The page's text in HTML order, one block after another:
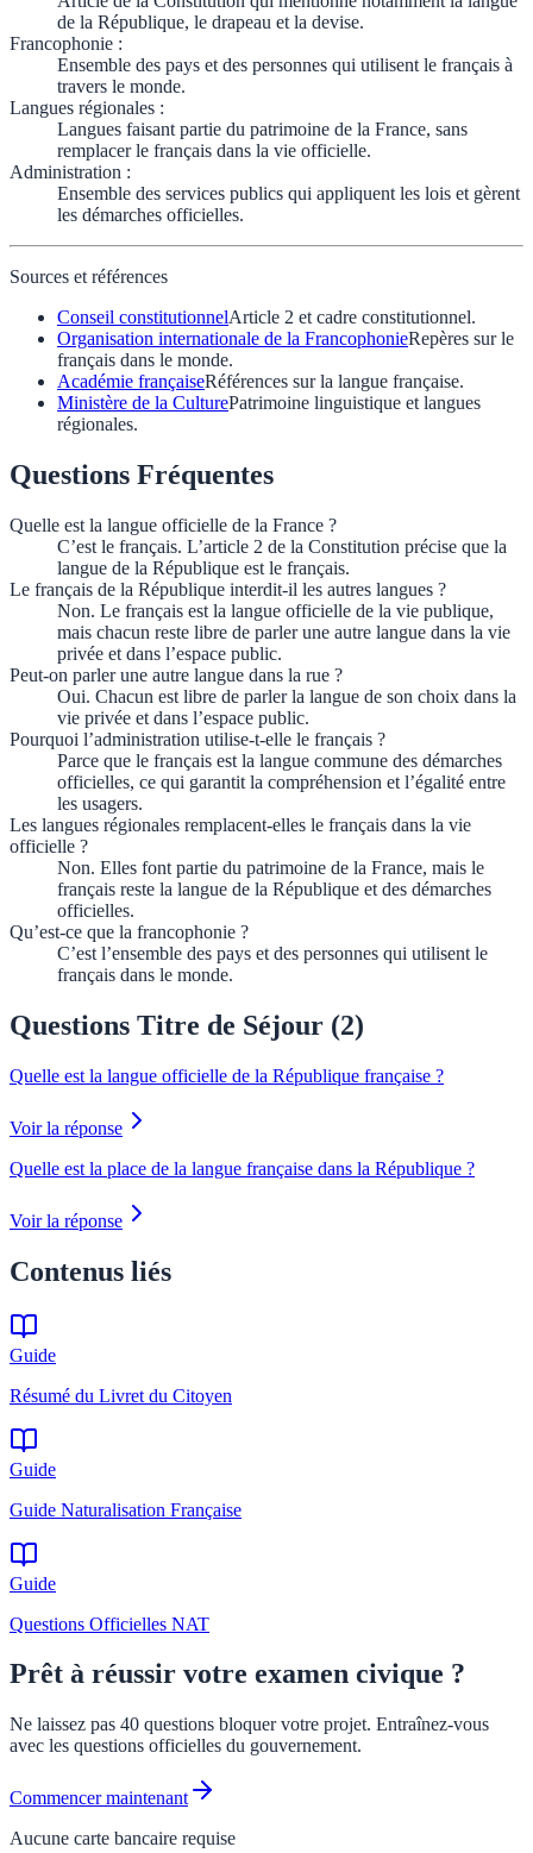
de la République, le drapeau et la devise.
Francophonie :
Ensemble des pays et des personnes qui utilisent le français à
travers le monde.
Langues régionales :
Langues faisant partie du patrimoine de la France, sans
remplacer le français dans la vie officielle.
Administration :
Ensemble des services publics qui appliquent les lois et gèrent
les démarches officielles.
Sources et références
Conseil constitutionnelArticle 2 et cadre constitutionnel.
Organisation internationale de la FrancophonieRepères sur le
français dans le monde.
Académie françaiseRéférences sur la langue française.
Ministère de la CulturePatrimoine linguistique et langues
régionales.
Questions Fréquentes
Quelle est la langue officielle de la France ?
C’est le français. L’article 2 de la Constitution précise que la
langue de la République est le français.
Le français de la République interdit-il les autres langues ?
Non. Le français est la langue officielle de la vie publique,
mais chacun reste libre de parler une autre langue dans la vie
privée et dans l’espace public.
Peut-on parler une autre langue dans la rue ?
Oui. Chacun est libre de parler la langue de son choix dans la
vie privée et dans l’espace public.
Pourquoi l’administration utilise-t-elle le français ?
Parce que le français est la langue commune des démarches
officielles, ce qui garantit la compréhension et l’égalité entre
les usagers.
Les langues régionales remplacent-elles le français dans la vie
officielle ?
Non. Elles font partie du patrimoine de la France, mais le
français reste la langue de la République et des démarches
officielles.
Qu’est-ce que la francophonie ?
C’est l’ensemble des pays et des personnes qui utilisent le
français dans le monde.
Questions Titre de Séjour (2)
Quelle est la langue officielle de la République française ?
Voir la réponse
Quelle est la place de la langue française dans la République ?
Voir la réponse
Contenus liés
Guide
Résumé du Livret du Citoyen
Guide
Guide Naturalisation Française
Guide
Questions Officielles NAT
Prêt à réussir votre examen civique ?
Ne laissez pas 40 questions bloquer votre projet. Entraînez-vous
avec les questions officielles du gouvernement.
Commencer maintenant
Aucune carte bancaire requise